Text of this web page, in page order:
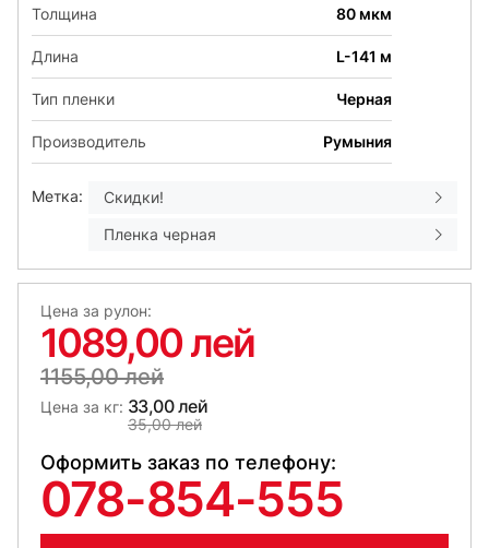
Толщина 80 мкм
Длина L-141 м
Тип пленки Черная
Производитель Румыния
Метка:
Скидки!
Пленка черная
Цена за рулон:
1089,00 лей
1155,00 лей
Цена за кг: 33,00 лей
35,00 лей
Оформить заказ по телефону:
078-854-555